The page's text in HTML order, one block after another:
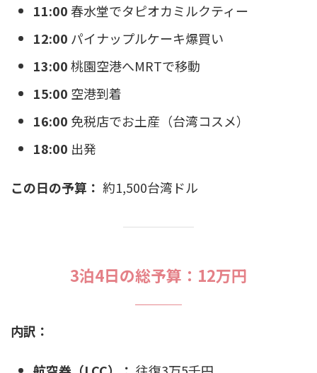
11:00春水堂でタピオカミルクティー
12:00 パイナップルケーキ爆買い
13:00桃園空港へMRTで移動
15:00 空港到着
16:00 免税店でお土産（台湾コスメ）
18:00 出発
この日の予算： 約1,500台湾ドル
3泊4日の総予算：12万円
内訳：